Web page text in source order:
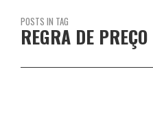
POSTS IN TAG
REGRA DE